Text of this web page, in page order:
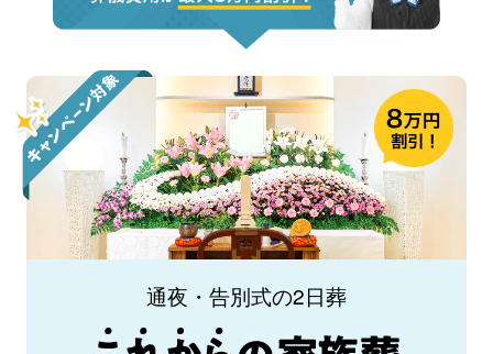
通夜・告別式の2日葬